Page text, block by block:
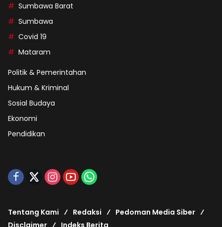
Sumbawa Barat
Sumbawa
Covid 19
Mataram
Politik & Pemerintahan
Hukum & Kriminal
Sosial Budaya
Ekonomi
Pendidikan
Tentang Kami Redaksi
Pedoman Media Siber
Disclaimer
Indeks Berita